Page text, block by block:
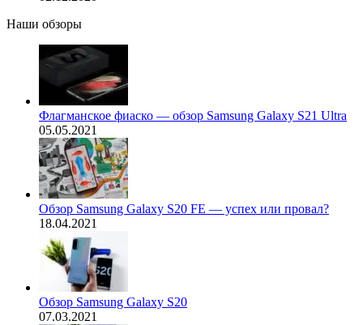
Наши обзоры
Флагманское фиаско — обзор Samsung Galaxy S21 Ultra
05.05.2021
Обзор Samsung Galaxy S20 FE — успех или провал?
18.04.2021
Обзор Samsung Galaxy S20
07.03.2021